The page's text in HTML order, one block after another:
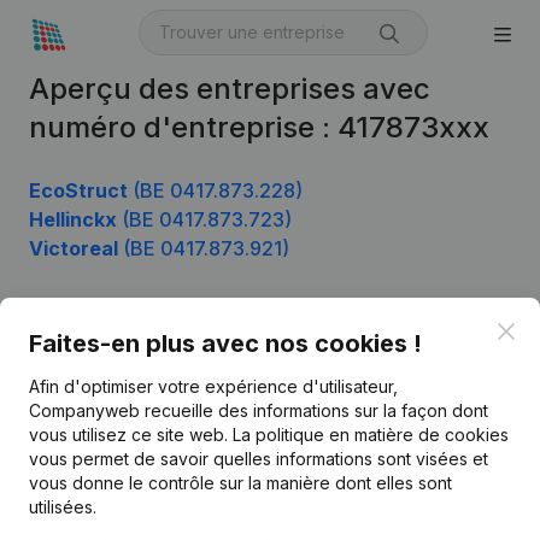
Aperçu des entreprises avec
numéro d'entreprise : 417873xxx
EcoStruct (BE 0417.873.228)
Hellinckx (BE 0417.873.723)
Victoreal (BE 0417.873.921)
Faites-en plus avec nos cookies !
Afin d'optimiser votre expérience d'utilisateur,
Companyweb recueille des informations sur la façon dont
vous utilisez ce site web. La politique en matière de cookies
vous permet de savoir quelles informations sont visées et
vous donne le contrôle sur la manière dont elles sont
utilisées.
Français
Kantorenpark Everest
Produit
Informations d’entreprise
Monitoring
Recherche internationale